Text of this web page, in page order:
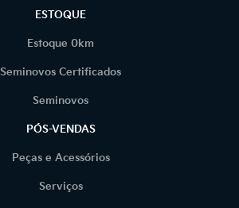
ESTOQUE
Estoque 0km
Seminovos Certificados
Seminovos
PÓS-VENDAS
Peças e Acessórios
Serviços